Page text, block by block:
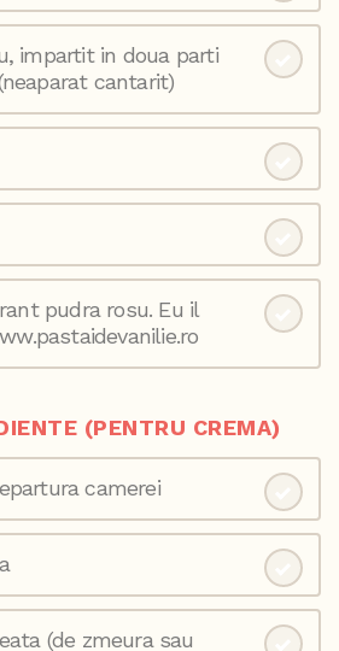
impartit in doua parti
cantarit)
pudra rosu. Eu il
(PENTRU CREMA)
camerei
(de zmeura sau